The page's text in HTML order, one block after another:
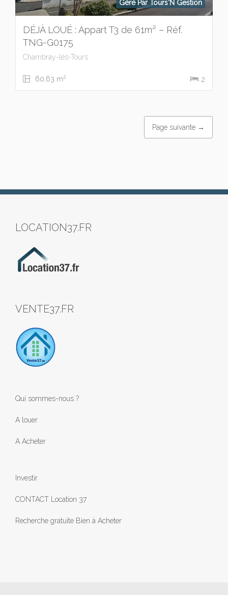
Géré Par Tours'N Gestion
DÉJÀ LOUÉ : Appart T3 de 61m² – Réf.
TNG-G0175
Chambray-lès-Tours
60,63 m2 2
Page suivante →
LOCATION37.FR
VENTE37.FR
Qui sommes-nous ?
A louer
A Acheter
Investir
CONTACT Location 37
Recherche gratuite Bien à Acheter